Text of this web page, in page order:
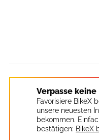
Verpasse
Favorisiere BikeX
unsere neuesten
bekommen.
bestätigen: BikeX